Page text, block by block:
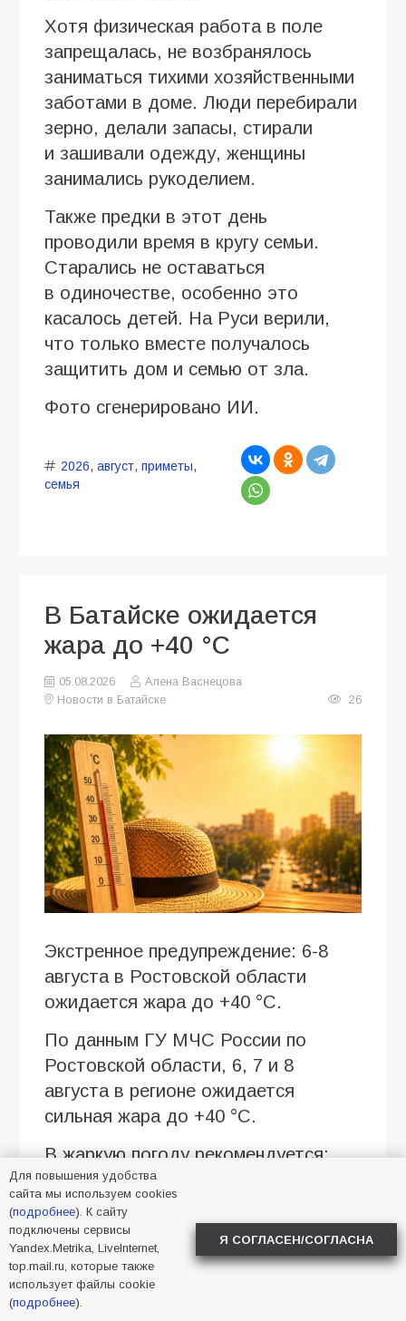
Хотя физическая работа в поле
запрещалась, не возбранялось
заниматься тихими хозяйственными
заботами в доме. Люди перебирали
зерно, делали запасы, стирали
и зашивали одежду, женщины
занимались рукоделием.
Также предки в этот день
проводили время в кругу семьи.
Старались не оставаться
в одиночестве, особенно это
касалось детей. На Руси верили,
что только вместе получалось
защитить дом и семью от зла.
Фото сгенерировано ИИ.
2026, август, приметы,
семья
В Батайске ожидается
жара до +40 °C
05.08.2026
Алена Васнецова
Новости в Батайске
26
Экстренное предупреждение: 6-8
августа в Ростовской области
ожидается жара до +40 °C.
По данным ГУ МЧС России по
Ростовской области, 6, 7 и 8
августа в регионе ожидается
сильная жара до +40 °C.
В жаркую погоду рекомендуется:
по возможности не находиться
на открытом солнце с 12:00 до
16:00;
пить больше воды и избегать
обезвоживания;
Для повышения удобства
сайта мы используем cookies
(подробнее). К сайту
подключены сервисы
Yandex.Metrika, LiveInternet,
top.mail.ru, которые также
использует файлы cookie
(подробнее).
Я СОГЛАСЕН/СОГЛАСНА